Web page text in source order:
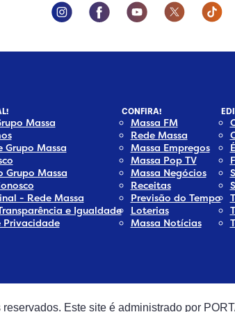
Instagram Social Media
Facebook Social Media
Youtube Social
Twitter
Massa
Grupo Massa
Grupo Massa
- Rede Massa
e Igualdade
Privacidade
CONFIRA!
Massa FM
Rede Massa
Massa Empregos
Massa Pop TV
Massa Negócios
Receitas
Previsão do Tempo
Loterias
Massa Notícias
Este site é administrado por